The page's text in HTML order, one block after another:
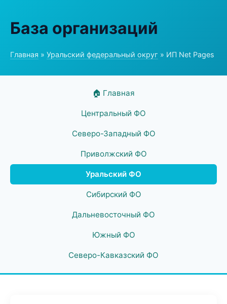
База организаций
Главная » Уральский федеральный округ » ИП Net Pages
🏠 Главная
Центральный ФО
Северо-Западный ФО
Приволжский ФО
Уральский ФО
Сибирский ФО
Дальневосточный ФО
Южный ФО
Северо-Кавказский ФО